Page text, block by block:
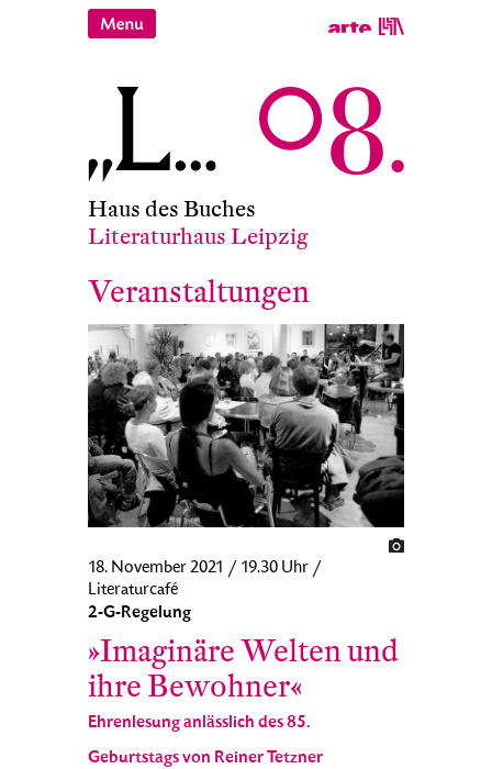
Haus des Buches
Literaturhaus Leipzig
Veranstaltungen
18. November 2021 / 19.30 Uhr /
Literaturcafé
2-G-Regelung
»Imaginäre Welten und
ihre Bewohner«
Ehrenlesung anlässlich des 85.
Geburtstags von Reiner Tetzner